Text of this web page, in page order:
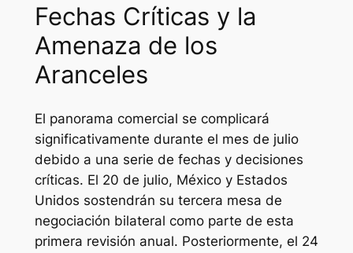
Fechas Críticas y la
Amenaza de los
Aranceles
El panorama comercial se complicará
significativamente durante el mes de julio
debido a una serie de fechas y decisiones
críticas. El 20 de julio, México y Estados
Unidos sostendrán su tercera mesa de
negociación bilateral como parte de esta
primera revisión anual. Posteriormente, el 24